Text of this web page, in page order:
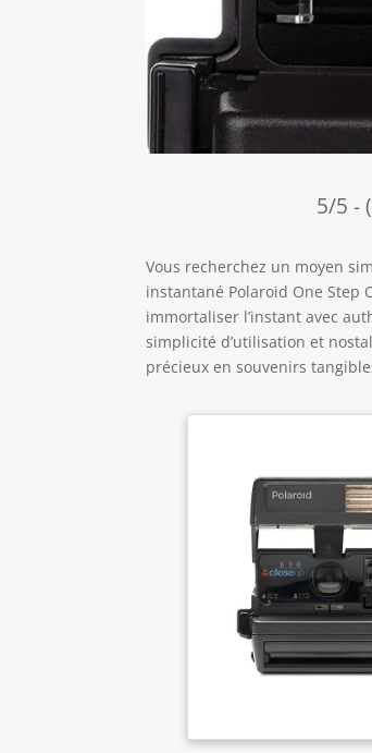
5/5 -
Vous recherchez un moyen
instantané Polaroid One Step
immortaliser l’instant avec
simplicité d’utilisation et
précieux en souvenirs